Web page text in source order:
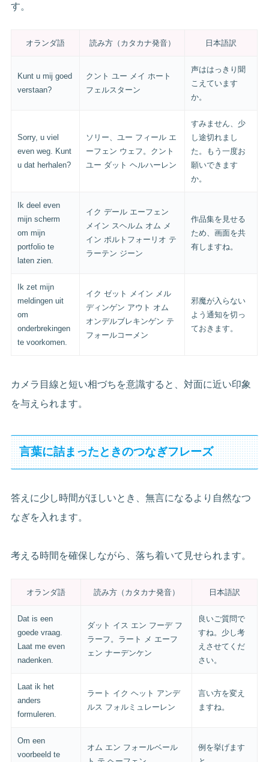
す。
オランダ語 読み方（カタカナ発音） 日本語訳
Kunt u mij goed
verstaan?
クント ユー メイ ホート
フェルスターン
声ははっきり聞
こえています
か。
Sorry, u viel
even weg. Kunt
u dat herhalen?
ソリー、ユー フィール エ
ーフェン ウェフ。クント
ユー ダット ヘルハーレン
すみません、少
し途切れまし
た。もう一度お
願いできます
か。
Ik deel even
mijn scherm
om mijn
portfolio te
laten zien.
イク デール エーフェン
メイン スヘルム オム メ
イン ポルトフォーリオ テ
ラーテン ジーン
作品集を見せる
ため、画面を共
有しますね。
Ik zet mijn
meldingen uit
om
onderbrekingen
te voorkomen.
イク ゼット メイン メル
ディンゲン アウト オム
オンデルブレキンゲン テ
フォールコーメン
邪魔が入らない
よう通知を切っ
ておきます。
カメラ目線と短い相づちを意識すると、対面に近い印象
を与えられます。
言葉に詰まったときのつなぎフレーズ
答えに少し時間がほしいとき、無言になるより自然なつ
なぎを入れます。
考える時間を確保しながら、落ち着いて見せられます。
オランダ語 読み方（カタカナ発音） 日本語訳
Dat is een
goede vraag.
Laat me even
nadenken.
ダット イス エン フーデ フ
ラーフ。ラート メ エーフ
ェン ナーデンケン
良いご質問で
すね。少し考
えさせてくだ
さい。
Laat ik het
anders
formuleren.
ラート イク ヘット アンデ
ルス フォルミュレーレン
言い方を変え
ますね。
Om een
voorbeeld te
オム エン フォールベール
例を挙げます